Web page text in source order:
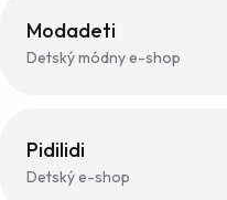
Modadeti
Detský módny e-shop
Pidilidi
Detský e-shop